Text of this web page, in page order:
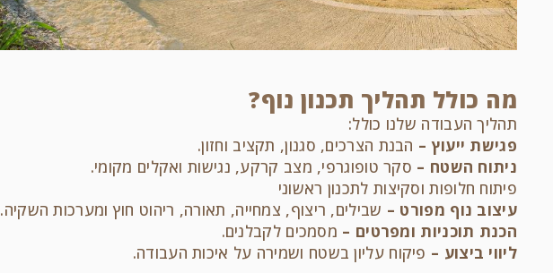
מה כולל תהליך תכנון נוף?
תהליך העבודה שלנו כולל:
פגישת ייעוץ – הבנת הצרכים, סגנון, תקציב וחזון.
ניתוח השטח – סקר טופוגרפי, מצב קרקע, נגישות ואקלים מקומי.
פיתוח חלופות וסקיצות לתכנון ראשוני
עיצוב נוף מפורט – שבילים, ריצוף, צמחייה, תאורה, ריהוט חוץ ומערכות השקיה.
הכנת תוכניות ומפרטים – מסמכים לקבלנים.
ליווי ביצוע – פיקוח עליון בשטח ושמירה על איכות העבודה.